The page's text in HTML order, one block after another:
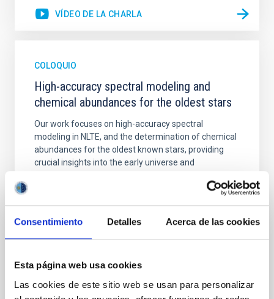
Consentimiento Detalles Acerca de las cookies
Esta página web usa cookies
Las cookies de este sitio web se usan para personalizar
VÍDEO DE LA CHARLA
COLOQUIO
High-accuracy spectral modeling and
chemical abundances for the oldest stars
Our work focuses on high-accuracy spectral
modeling in NLTE, and the determination of chemical
abundances for the oldest known stars, providing
crucial insights into the early universe and
spectroscopic techniques, we have analyzed high-
Dr. Junbo Zhang
Aula